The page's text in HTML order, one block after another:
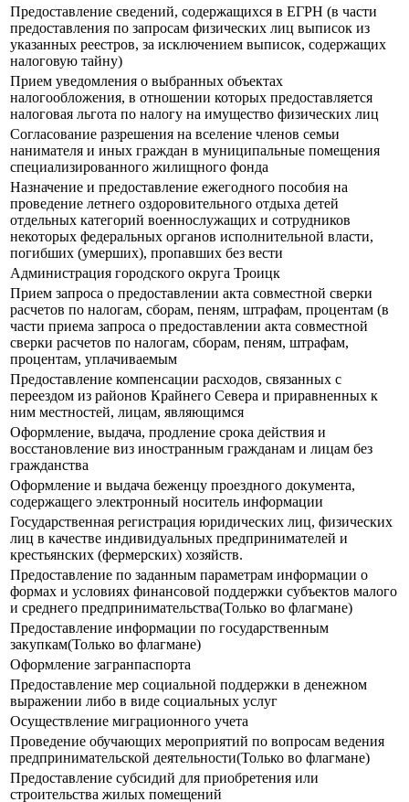
Предоставление сведений, содержащихся в ЕГРН (в части
предоставления по запросам физических лиц выписок из
указанных реестров, за исключением выписок, содержащих
налоговую тайну)
Прием уведомления о выбранных объектах
налогообложения, в отношении которых предоставляется
налоговая льгота по налогу на имущество физических лиц
Согласование разрешения на вселение членов семьи
нанимателя и иных граждан в муниципальные помещения
специализированного жилищного фонда
Назначение и предоставление ежегодного пособия на
проведение летнего оздоровительного отдыха детей
отдельных категорий военнослужащих и сотрудников
некоторых федеральных органов исполнительной власти,
погибших (умерших), пропавших без вести
Администрация городского округа Троицк
Прием запроса о предоставлении акта совместной сверки
расчетов по налогам, сборам, пеням, штрафам, процентам (в
части приема запроса о предоставлении акта совместной
сверки расчетов по налогам, сборам, пеням, штрафам,
процентам, уплачиваемым
Предоставление компенсации расходов, связанных с
переездом из районов Крайнего Севера и приравненных к
ним местностей, лицам, являющимся
Оформление, выдача, продление срока действия и
восстановление виз иностранным гражданам и лицам без
гражданства
Оформление и выдача беженцу проездного документа,
содержащего электронный носитель информации
Государственная регистрация юридических лиц, физических
лиц в качестве индивидуальных предпринимателей и
крестьянских (фермерских) хозяйств.
Предоставление по заданным параметрам информации о
формах и условиях финансовой поддержки субъектов малого
и среднего предпринимательства(Только во флагмане)
Предоставление информации по государственным
закупкам(Только во флагмане)
Оформление загранпаспорта
Предоставление мер социальной поддержки в денежном
выражении либо в виде социальных услуг
Осуществление миграционного учета
Проведение обучающих мероприятий по вопросам ведения
предпринимательской деятельности(Только во флагмане)
Предоставление субсидий для приобретения или
строительства жилых помещений